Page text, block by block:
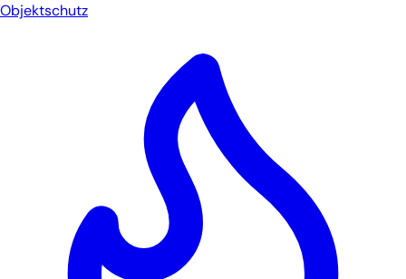
Objektschutz